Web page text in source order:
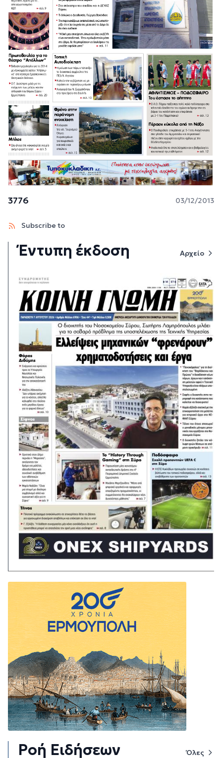
3776 03/12/2013
Subscribe to
Έντυπη έκδοση Αρχείο
Ροή Ειδήσεων Όλες